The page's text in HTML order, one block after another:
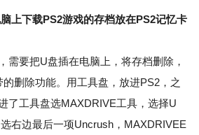
上下载PS2游戏的存档放在PS2记忆卡
要把U盘插在电脑上，将存档删除，
删除功能。用工具盘，放进PS2，之
了工具盘选MAXDRIVE工具，选择U
右边最后一项Uncrush，MAXDRIVEE